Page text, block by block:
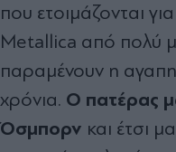
που ετοιμάζονται
Metallica από πολύ
παραμένουν η
χρόνια. Ο πατέρας
Όσμπορν και έτσι